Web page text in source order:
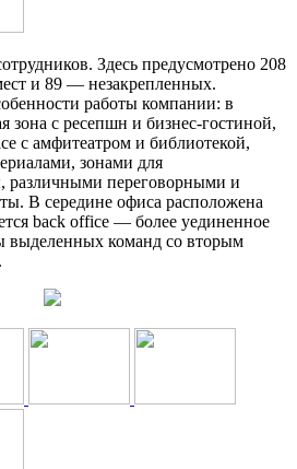
Здесь предусмотрено 208
и 89 — незакрепленных.
работы компании: в
зона с ресепшн и бизнес-гостиной,
с амфитеатром и библиотекой,
зонами для
различными переговорными и
В середине офиса расположена
back office — более уединенное
выделенных команд со вторым